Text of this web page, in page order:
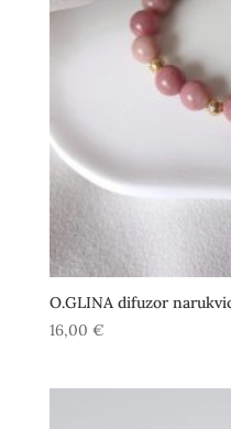
O.GLINA difuzor
16,00 €